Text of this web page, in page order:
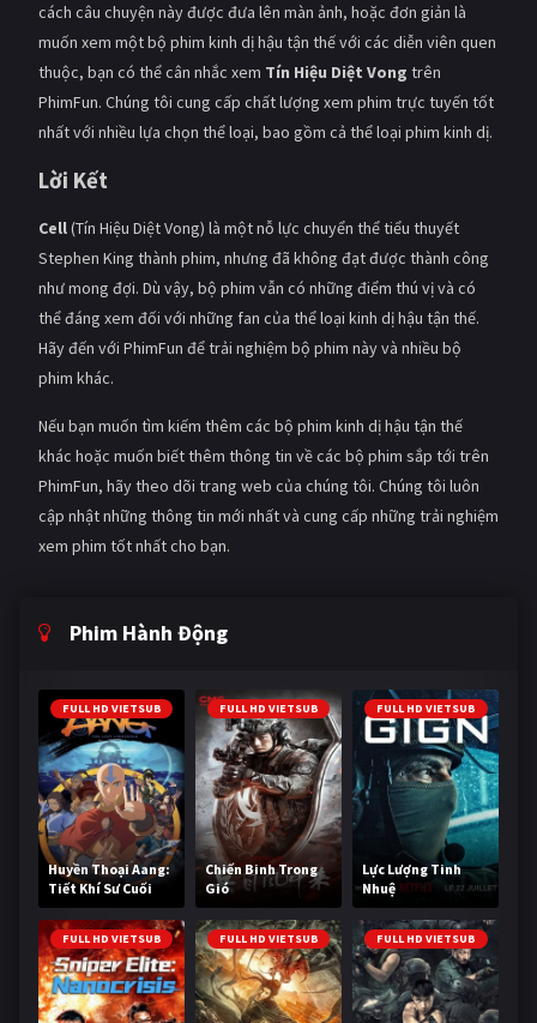
cách câu chuyện này được đưa lên màn ảnh, hoặc đơn giản là
muốn xem một bộ phim kinh dị hậu tận thế với các diễn viên quen
thuộc, bạn có thể cân nhắc xem Tín Hiệu Diệt Vong trên
PhimFun. Chúng tôi cung cấp chất lượng xem phim trực tuyến tốt
nhất với nhiều lựa chọn thể loại, bao gồm cả thể loại phim kinh dị.
Lời Kết
Cell(Tín Hiệu Diệt Vong) là một nỗ lực chuyển thể tiểu thuyết
Stephen King thành phim, nhưng đã không đạt được thành công
như mong đợi. Dù vậy, bộ phim vẫn có những điểm thú vị và có
thể đáng xem đối với những fan của thể loại kinh dị hậu tận thế.
Hãy đến với PhimFun để trải nghiệm bộ phim này và nhiều bộ
phim khác.
Nếu bạn muốn tìm kiếm thêm các bộ phim kinh dị hậu tận thế
khác hoặc muốn biết thêm thông tin về các bộ phim sắp tới trên
PhimFun, hãy theo dõi trang web của chúng tôi. Chúng tôi luôn
cập nhật những thông tin mới nhất và cung cấp những trải nghiệm
xem phim tốt nhất cho bạn.
Phim Hành Động
FULL HD VIETSUB
Huyền Thoại Aang:
Tiết Khí Sư Cuối
Cùng
FULL HD VIETSUB
Chiến Binh Trong
Gió
FULL HD VIETSUB
Lực Lượng Tinh
Nhuệ
FULL HD VIETSUB FULL HD VIETSUB FULL HD VIETSUB